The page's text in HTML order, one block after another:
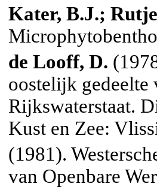
Kater, B.J.;
de Looff, D.
oostelijk gedeelte
Rijkswaterstaat.
Kust en Zee:
(1981).
van Openbare